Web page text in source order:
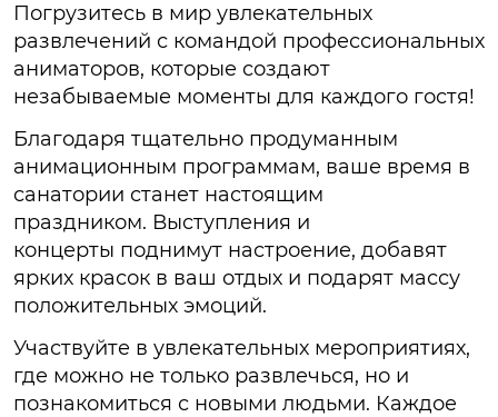
Погрузитесь в мир увлекательных
развлечений с командой профессиональных
аниматоров, которые создают
незабываемые моменты для каждого гостя!
Благодаря тщательно продуманным
анимационным программам, ваше время в
санатории станет настоящим
праздником. Выступления и
концерты поднимут настроение, добавят
ярких красок в ваш отдых и подарят массу
положительных эмоций.
Участвуйте в увлекательных мероприятиях,
где можно не только развлечься, но и
познакомиться с новыми людьми. Каждое